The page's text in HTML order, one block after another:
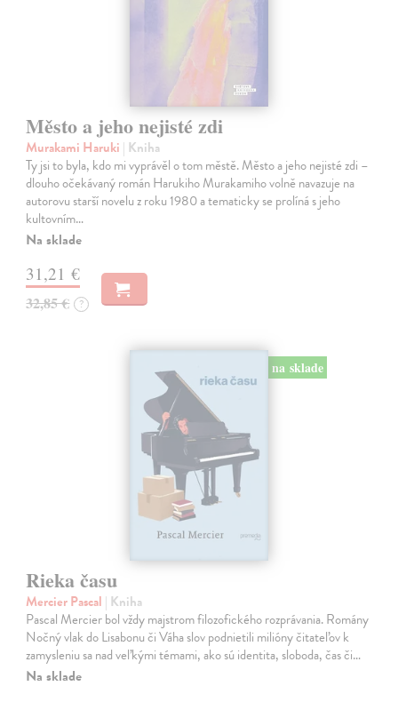
Město a jeho nejisté zdi
Murakami Haruki | Kniha
Ty jsi to byla, kdo mi vyprávěl o tom městě. Město a jeho nejisté zdi –
dlouho očekávaný román Harukiho Murakamiho volně navazuje na
autorovu starší novelu z roku 1980 a tematicky se prolíná s jeho
kultovním…
Na sklade
31,21 €
32,85 € ?
na sklade
Rieka času
Mercier Pascal | Kniha
Pascal Mercier bol vždy majstrom filozofického rozprávania. Romány
Nočný vlak do Lisabonu či Váha slov podnietili milióny čitateľov k
zamysleniu sa nad veľkými témami, ako sú identita, sloboda, čas či…
Na sklade